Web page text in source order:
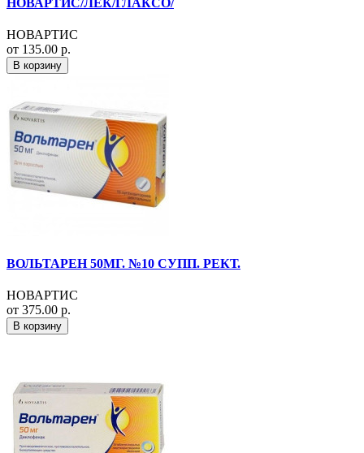
НОВАРТИС
от 135.00 р.
В корзину
ВОЛЬТАРЕН 50МГ. №10 СУПП. РЕКТ.
НОВАРТИС
от 375.00 р.
В корзину